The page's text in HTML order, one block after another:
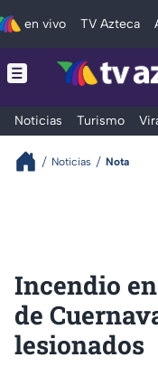
en vivo TV Azteca
Noticias Turismo
Noticias Nota
Incendio
de
lesionados